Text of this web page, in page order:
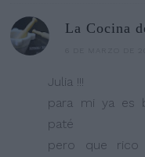
La Cocina
Julia !!!
para mi ya es
paté
pero que rico